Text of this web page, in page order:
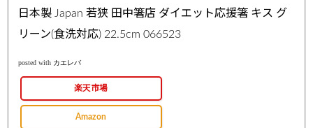
日本製 Japan 若狭 田中箸店 ダイエット応援箸 キス グ
リーン(食洗対応) 22.5cm 066523
posted with カエレバ
楽天市場
Amazon